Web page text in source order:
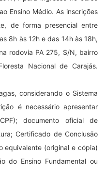
Ensino Médio. As inscrições
de forma presencial entre
8h às 12h e das 14h às 18h,
rodovia PA 275, S/N, bairro
Nacional de Carajás.
considerando o Sistema
é necessário apresentar
documento oficial de
Certificado de Conclusão
equivalente (original e cópia)
do Ensino Fundamental ou